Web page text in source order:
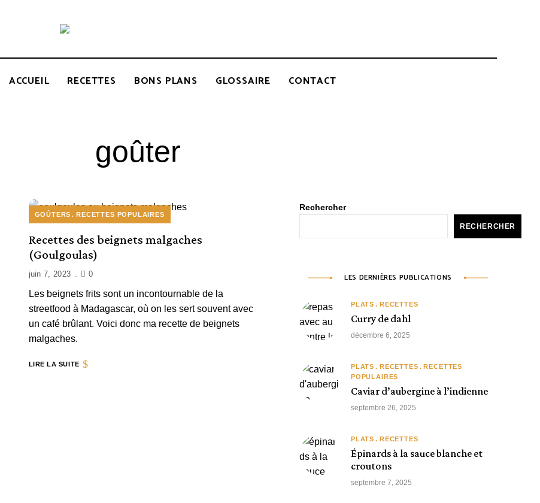
BCOOK
l'Inde
l'Océan
ACCUEIL RECETTES BONS PLANS GLOSSAIRE CONTACT
goûter
GOÛTERS RECETTES POPULAIRES
Recettes des beignets malgaches
(Goulgoulas)
juin 7, 2023 0
Les beignets frits sont un incontournable de la
streetfood à Madagascar, où on les sert souvent avec
un café brûlant. Voici donc ma recette de beignets
malgaches.
LIRE LA SUITE
Rechercher
RECHERCHER
LES DERNIÈRES PUBLICATIONS
PLATS RECETTES
Curry de dahl
décembre 6, 2025
PLATS RECETTES
RECETTES
POPULAIRES
Caviar d’aubergine à l’indienne
septembre 26, 2025
PLATS RECETTES
Épinards à la sauce blanche et
croutons
septembre 7, 2025